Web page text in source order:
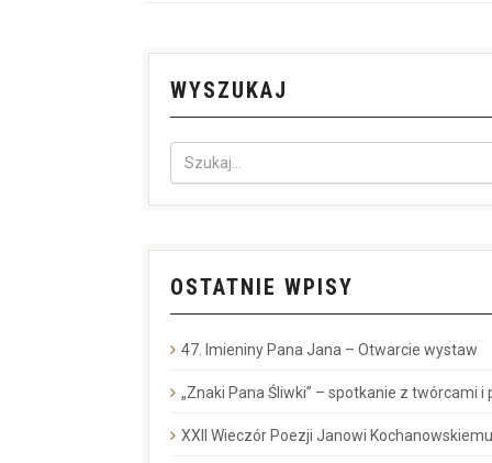
WYSZUKAJ
OSTATNIE WPISY
47. Imieniny Pana Jana – Otwarcie wystaw
„Znaki Pana Śliwki” – spotkanie z twórcami i
XXII Wieczór Poezji Janowi Kochanowskiemu